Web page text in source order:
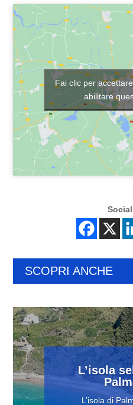
Fai clic per
abilitare
SCOPRI ANCHE
L’isola
L’isola di